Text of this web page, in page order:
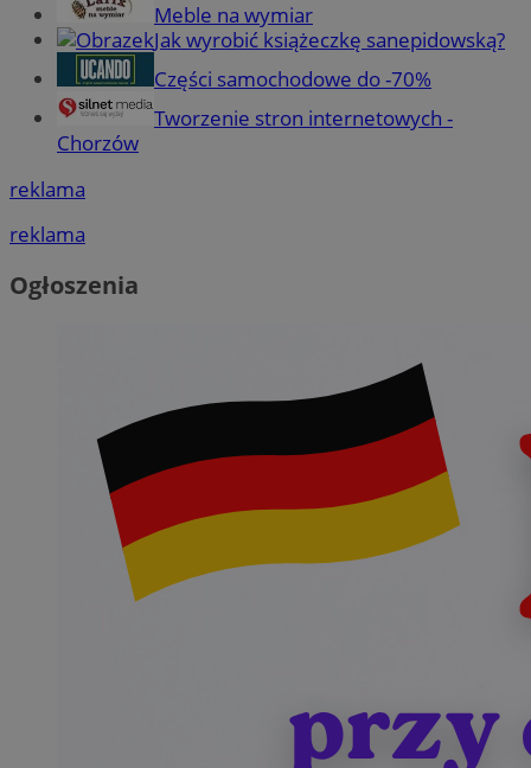
Meble na wymiar
Jak wyrobić książeczkę sanepidowską?
Części samochodowe do -70%
Tworzenie stron internetowych -
Chorzów
reklama
reklama
Ogłoszenia